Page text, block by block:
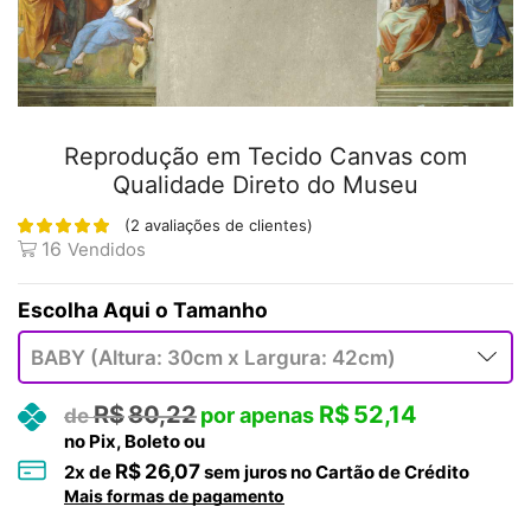
Reprodução em Tecido Canvas com
Qualidade Direto do Museu
(2 avaliações de clientes)
16 Vendidos
Tamanho
R$80,22 R$52,14
no Pix, Boleto ou
2x de R$ 26,07sem juros no Cartão de Crédito
Mais formas de pagamento